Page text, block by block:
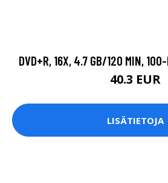
DVD+R, 16X, 4.7 GB/120 MIN, 100-
40.3 EUR
LISÄTIETOJA